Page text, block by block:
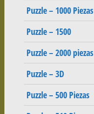
Puzzle – 1000 Piezas
Puzzle – 1500
Puzzle – 2000 piezas
Puzzle – 3D
Puzzle – 500 Piezas